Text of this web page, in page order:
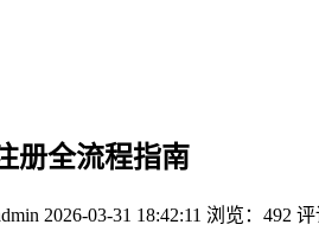
册全流程指南
2026-03-31 18:42:11 浏览：492 评